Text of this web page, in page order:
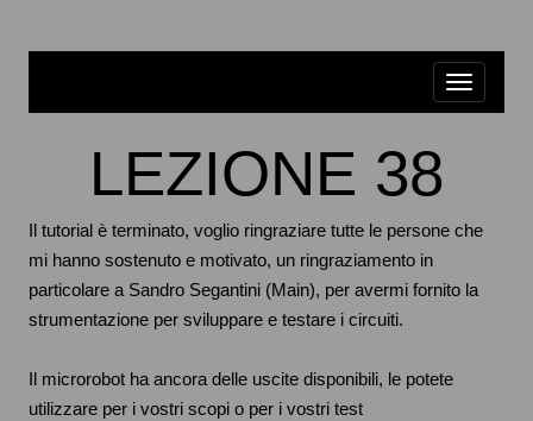
LEZIONE 38
Il tutorial è terminato, voglio ringraziare tutte le persone che
mi hanno sostenuto e motivato, un ringraziamento in
particolare a Sandro Segantini (Main), per avermi fornito la
strumentazione per sviluppare e testare i circuiti.
Il microrobot ha ancora delle uscite disponibili, le potete
utilizzare per i vostri scopi o per i vostri test